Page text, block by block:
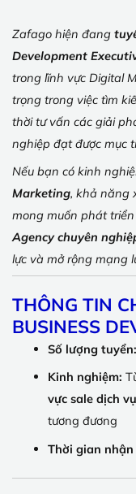
Zafago hiện đang
Development
trong lĩnh vực Digital
trọng trong việc tìm
thời tư vấn các giải
nghiệp đạt được mục
Nếu bạn có kinh
Marketing, khả năng
mong muốn phát
Agency chuyên
lực và mở rộng mạng
THÔNG TIN
BUSINESS
Số lượng tuyển:
Kinh nghiệm:
vực sale dịch
tương đương
Thời gian nhận